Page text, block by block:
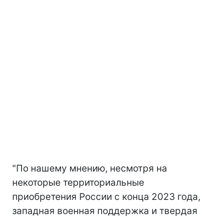
"По нашему мнению, несмотря на
некоторые территориальные
приобретения России с конца 2023 года,
западная военная поддержка и твердая